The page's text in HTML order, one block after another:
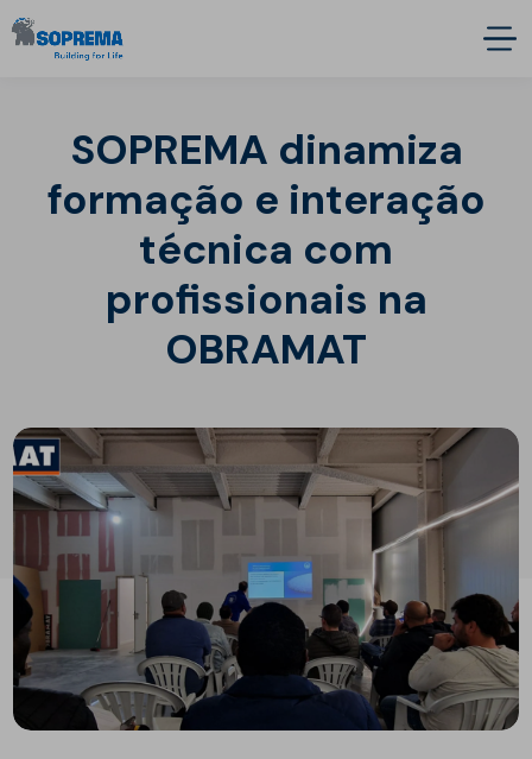
SOPREMA dinamiza
formação e interação
técnica com
profissionais na
OBRAMAT